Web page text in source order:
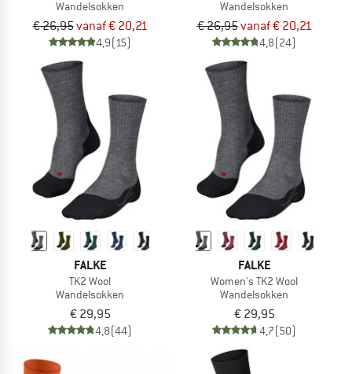
Wandelsokken
€ 26,95vanaf € 20,21
4,9(15)
Wandelsokken
€ 26,95vanaf € 20,21
4,8(24)
FALKE
TK2 Wool
Wandelsokken
€ 29,95
4,8(44)
FALKE
Women's TK2 Wool
Wandelsokken
€ 29,95
4,7(50)